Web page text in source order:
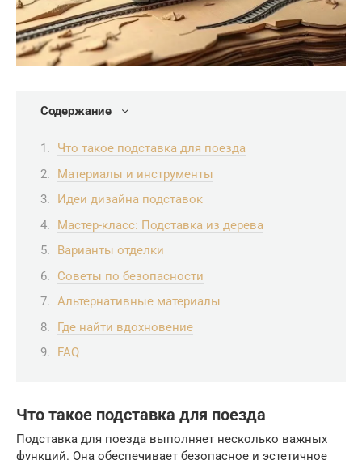
Содержание
Что такое подставка для поезда
Материалы и инструменты
Идеи дизайна подставок
Мастер-класс: Подставка из дерева
Варианты отделки
Советы по безопасности
Альтернативные материалы
Где найти вдохновение
FAQ
Что такое подставка для поезда
Подставка для поезда выполняет несколько важных
функций. Она обеспечивает безопасное и эстетичное